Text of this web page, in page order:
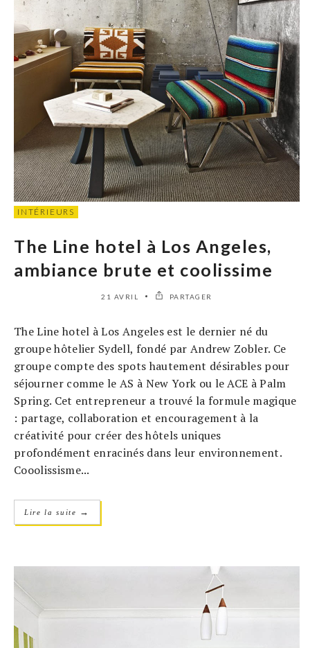
INTÉRIEURS
The Line hotel à Los Angeles,
ambiance brute et coolissime
21 AVRIL PARTAGER
The Line hotel à Los Angeles est le dernier né du
groupe hôtelier Sydell, fondé par Andrew Zobler. Ce
groupe compte des spots hautement désirables pour
séjourner comme le AS à New York ou le ACE à Palm
Spring. Cet entrepreneur a trouvé la formule magique
: partage, collaboration et encouragement à la
créativité pour créer des hôtels uniques
profondément enracinés dans leur environnement.
Cooolissisme...
Lire la suite →